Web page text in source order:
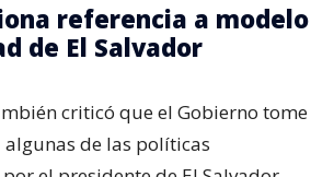
referencia a modelo
de El Salvador
criticó que el Gobierno tome
de las políticas